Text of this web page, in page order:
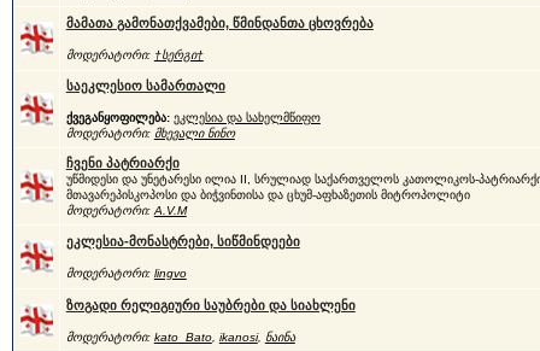
მამათა გამონათქვამები, წმინდანთა ცხოვრება
მოდერატორი: †სერგი†
საეკლესიო სამართალი
ქვეგანყოფილება: ეკლესია და სახელმწიფო
მოდერატორი: მხევალი ნინო
ჩვენი პატრიარქი
უწმიდესი და უნეტარესი ილია II, სრულიად საქართველოს კათოლიკოს-
მთავარეპისკოპოსი და ბიჭვინთისა და ცხუმ-აფხაზეთის მიტროპოლიტი
მოდერატორი: A.V.M
ეკლესია-მონასტრები, სიწმინდეები
მოდერატორი: lingvo
ზოგადი რელიგიური საუბრები და სიახლენი
მოდერატორი: kato_Bato, ikanosi, ნაინა